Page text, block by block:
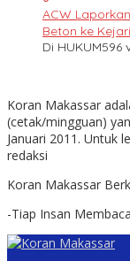
ACW
Beton ke
Di HUKUM596
Koran Makassar
(cetak/mingguan)
Januari 2011. Untuk
redaksi
Koran Makassar
-Tiap Insan